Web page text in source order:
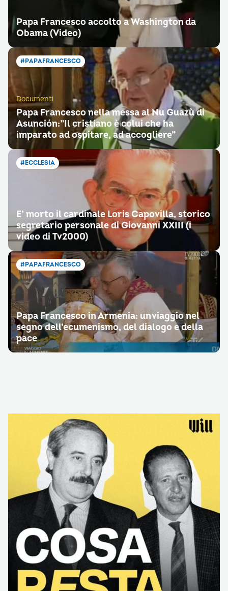
Papa Francesco accolto a Washington da
Obama (Video)
#PAPAFRANCESCO
Documenti
Papa Francesco nella messa al Nu Guazù di
Asunción:”Il cristiano è colui che ha
imparato ad ospitare, ad accogliere”
#ECCLESIA
E’ morto il cardinale Loris Capovilla, storico
segretario personale di Giovanni XXIII (i
video di Tv2000)
#PAPAFRANCESCO
Papa Francesco in Armenia: un viaggio nel
segno dell’ecumenismo, del dialogo e della
pace